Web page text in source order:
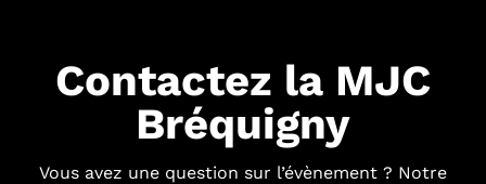
Contactez la MJC
Bréquigny
Vous avez une question sur l’évènement ? Notre